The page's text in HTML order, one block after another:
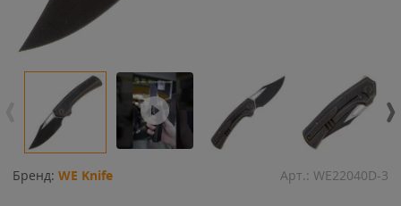
Бренд: WE Knife Арт.: WE22040D-3